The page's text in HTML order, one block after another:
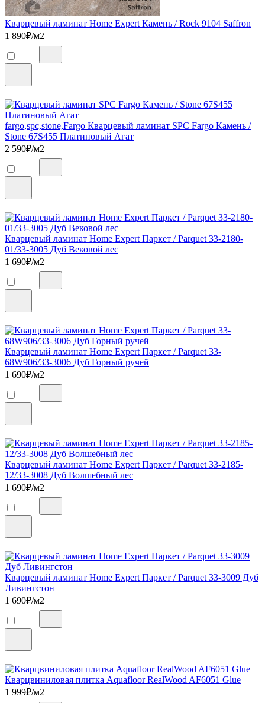
Кварцевый ламинат Home Expert Камень / Rock 9104 Saffron
1 890₽/м2
fargo,spc,stone,Fargo Кварцевый ламинат SPC Fargo Камень /
Stone 67S455 Платиновый Агат
2 590₽/м2
Кварцевый ламинат Home Expert Паркет / Parquet 33-2180-
01/33-3005 Дуб Вековой лес
1 690₽/м2
Кварцевый ламинат Home Expert Паркет / Parquet 33-
68W906/33-3006 Дуб Горный ручей
1 690₽/м2
Кварцевый ламинат Home Expert Паркет / Parquet 33-2185-
12/33-3008 Дуб Волшебный лес
1 690₽/м2
Кварцевый ламинат Home Expert Паркет / Parquet 33-3009 Дуб
Ливингстон
1 690₽/м2
Кварцвиниловая плитка Aquafloor RealWood AF6051 Glue
1 999₽/м2